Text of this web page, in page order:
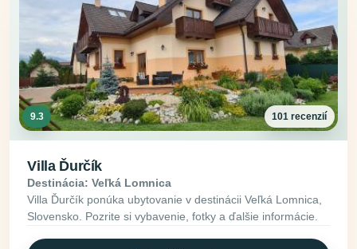
9.3 101 recenzií
Villa Ďurčík
Destinácia: Veľká Lomnica
Villa Ďurčík ponúka ubytovanie v destinácii Veľká Lomnica,
Slovensko. Pozrite si vybavenie, fotky a ďalšie informácie.